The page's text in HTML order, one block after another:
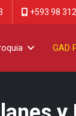
+593 98
GAD